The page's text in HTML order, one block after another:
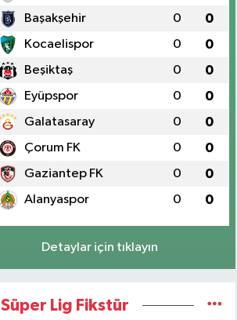
Başakşehir 0 0
Kocaelispor 0 0
Beşiktaş 0 0
Eyüpspor 0 0
Galatasaray 0 0
Çorum FK 0 0
Gaziantep FK 0 0
Alanyaspor 0 0
Detaylar için tıklayın
Süper Lig Fikstür